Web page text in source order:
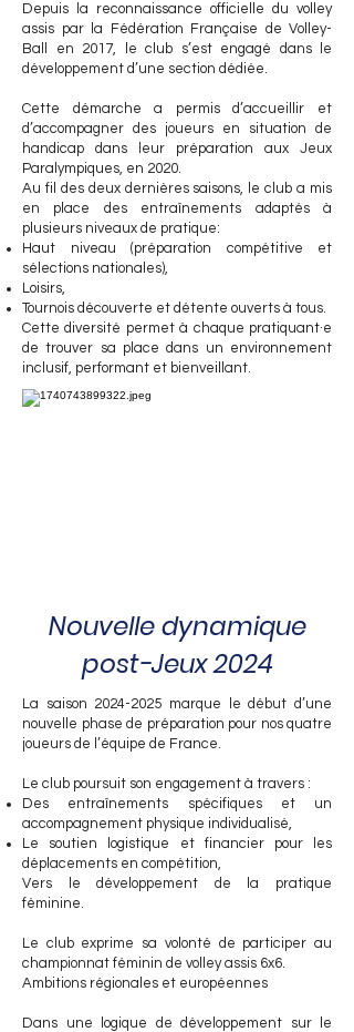
Depuis la reconnaissance officielle du volley
assis par la Fédération Française de Volley-
Ball en 2017, le club s’est engagé dans le
développement d’une section dédiée.
Cette démarche a permis d’accueillir et
d’accompagner des joueurs en situation de
handicap dans leur préparation aux Jeux
Paralympiques, en 2020.
Au fil des deux dernières saisons, le club a mis
en place des entraînements adaptés à
plusieurs niveaux de pratique:
Haut niveau (préparation compétitive et
sélections nationales),
Loisirs,
Tournois découverte et détente ouverts à tous.
Cette diversité permet à chaque pratiquant·e
de trouver sa place dans un environnement
inclusif, performant et bienveillant.
Nouvelle dynamique
post-Jeux 2024
La saison 2024-2025 marque le début d’une
nouvelle phase de préparation pour nos quatre
joueurs de l’équipe de France.
Le club poursuit son engagement à travers :
Des entraînements spécifiques et un
accompagnement physique individualisé,
Le soutien logistique et financier pour les
déplacements en compétition,
Vers le développement de la pratique
féminine.
Le club exprime sa volonté de participer au
championnat féminin de volley assis 6x6.
Ambitions régionales et européennes
Dans une logique de développement sur le